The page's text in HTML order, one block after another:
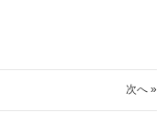
次へ »